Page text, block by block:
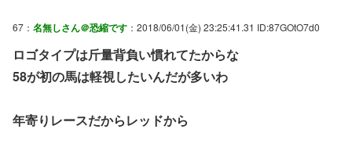
67： 名無しさん＠恐縮です ：2018/06/01(金) 23:25:41.31 ID:87GOtO7d0
ロゴタイプは斤量背負い慣れてたからな
58が初の馬は軽視したいんだが多いわ
年寄りレースだからレッドから